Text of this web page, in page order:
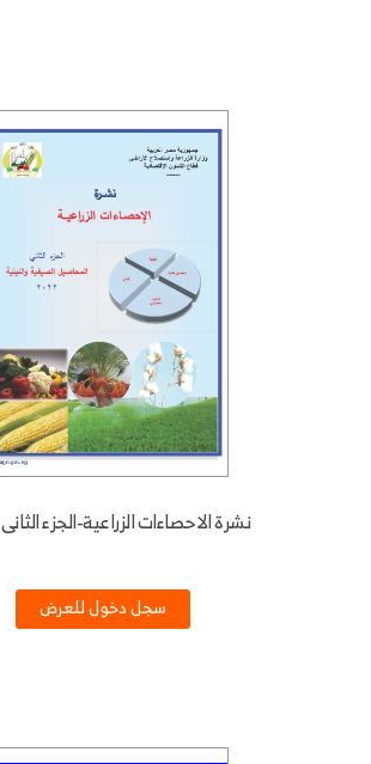
نشرة الاحصاءات الزراعية-الجزء الثانى 2022
سجل دخول للعرض